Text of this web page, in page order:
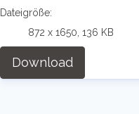
Dateigröße:
872 x 1650, 136 KB
Download